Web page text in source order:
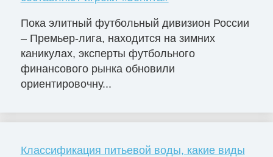
Пока элитный футбольный дивизион России
– Премьер-лига, находится на зимних
каникулах, эксперты футбольного
финансового рынка обновили
ориентировочну...
Классификация питьевой воды, какие виды